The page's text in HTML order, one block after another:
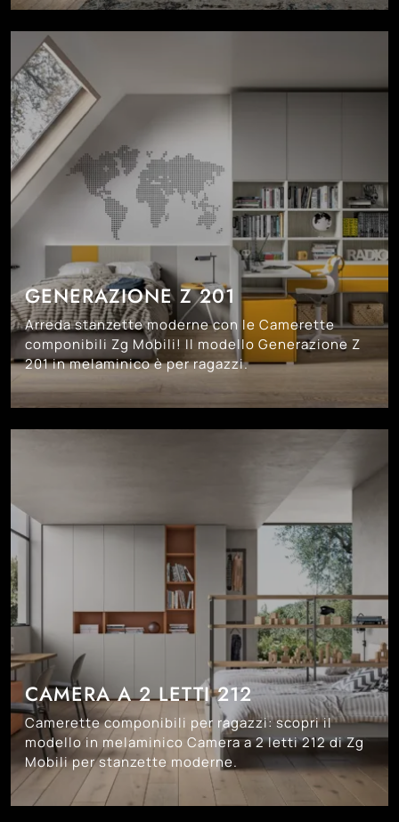
GENERAZIONE Z 201
Arreda stanzette moderne con le Camerette
componibili Zg Mobili! Il modello Generazione Z
201 in melaminico è per ragazzi.
CAMERA A 2 LETTI 212
Camerette componibili per ragazzi: scopri il
modello in melaminico Camera a 2 letti 212 di Zg
Mobili per stanzette moderne.